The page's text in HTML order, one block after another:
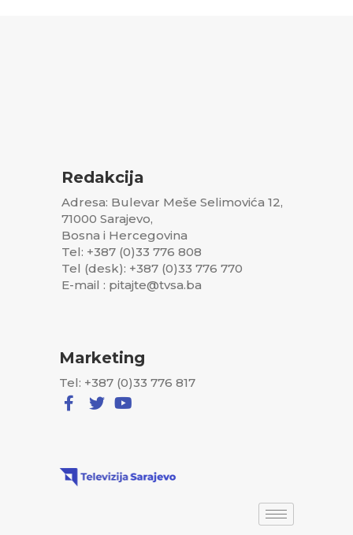
Redakcija
Adresa: Bulevar Meše Selimovića 12,
71000 Sarajevo,
Bosna i Hercegovina
Tel: +387 (0)33 776 808
Tel (desk): +387 (0)33 776 770
E-mail : pitajte@tvsa.ba
Marketing
Tel: +387 (0)33 776 817